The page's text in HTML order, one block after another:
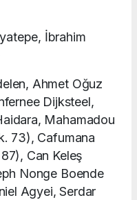
İbrahim
Ahmet Oğuz
Dijksteel,
Mahamadou
73), Cafumana
Can Keleş
Nonge Boende
Agyei, Serdar